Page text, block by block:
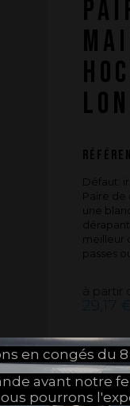
YOUR LIMITS
sans fin
Défaut:
Paire de
une
meilleur
passes
à partir
29,17 €
JE
en congés du 8
avant notre
pourrons